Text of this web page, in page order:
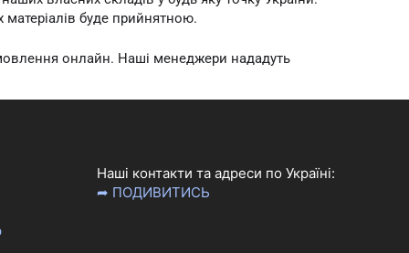
матеріалів буде прийнятною.
онлайн. Наші менеджери нададуть
Наші контакти та адреси по Україні:
➦ ПОДИВИТИСЬ